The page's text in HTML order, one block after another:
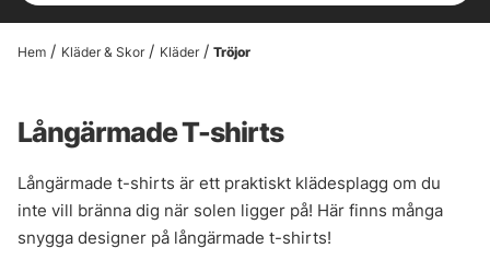
Hem Kläder & Skor Kläder Tröjor
Långärmade T-shirts
Långärmade t-shirts är ett praktiskt klädesplagg om du
inte vill bränna dig när solen ligger på! Här finns många
snygga designer på långärmade t-shirts!